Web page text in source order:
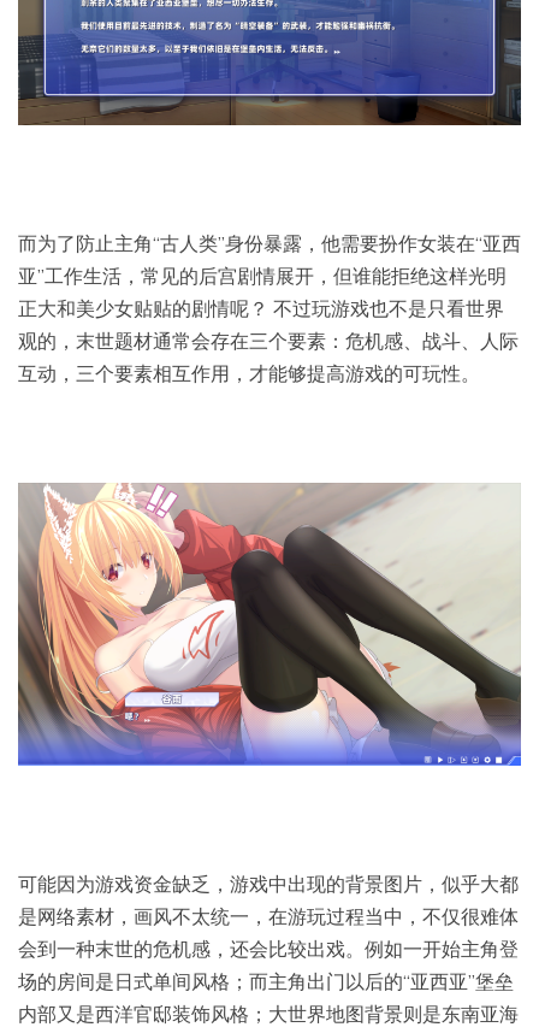
而为了防止主角“古人类”身份暴露，他需要扮作女装在“亚西
亚”工作生活，常见的后宫剧情展开，但谁能拒绝这样光明
正大和美少女贴贴的剧情呢？ 不过玩游戏也不是只看世界
观的，末世题材通常会存在三个要素：危机感、战斗、人际
互动，三个要素相互作用，才能够提高游戏的可玩性。
可能因为游戏资金缺乏，游戏中出现的背景图片，似乎大都
是网络素材，画风不太统一，在游玩过程当中，不仅很难体
会到一种末世的危机感，还会比较出戏。例如一开始主角登
场的房间是日式单间风格；而主角出门以后的“亚西亚”堡垒
内部又是西洋官邸装饰风格；大世界地图背景则是东南亚海